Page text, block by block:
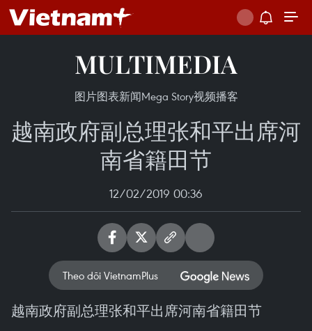
MULTIMEDIA
图片图表新闻Mega Story视频播客
越南政府副总理张和平出席河
南省籍田节
12/02/2019 00:36
Theo dõi VietnamPlus
越南政府副总理张和平出席河南省籍田节